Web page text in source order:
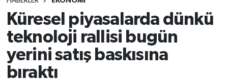
Küresel piyasalarda dünkü
teknoloji rallisi bugün
yerini satış baskısına
bıraktı
Siyaset
Spor
Son Dakika Haberleri
Haber Arşivi